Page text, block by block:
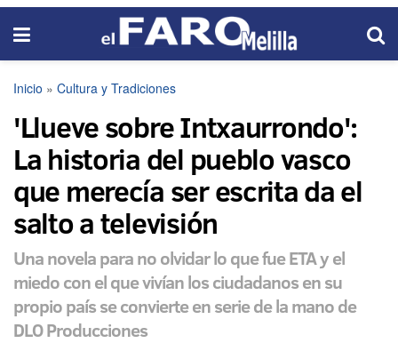
Inicio » Cultura y Tradiciones
'Llueve sobre Intxaurrondo':
La historia del pueblo vasco
que merecía ser escrita da el
salto a televisión
Una novela para no olvidar lo que fue ETA y el
miedo con el que vivían los ciudadanos en su
propio país se convierte en serie de la mano de
DLO Producciones